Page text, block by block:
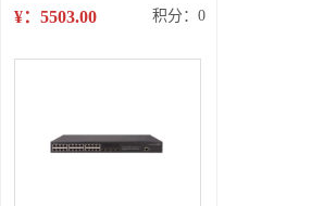
¥：5503.00 积分：0